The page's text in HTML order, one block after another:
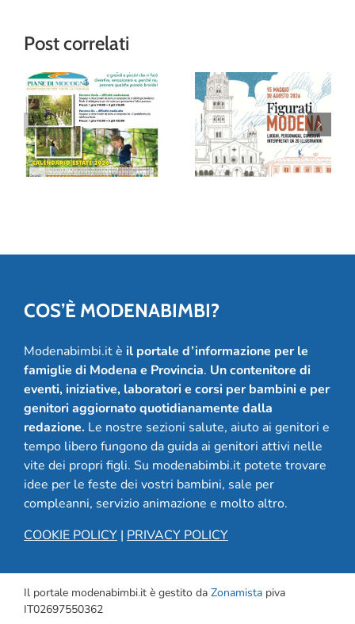
Post correlati
Avventura tra gli
alberi al Family
Park delle Piane
di Mocogno
“Figurati
Modena”: al
Museo della
Figurina una
mostra (e un
album!) per
COS’È MODENABIMBI?
Modenabimbi.it è il portale d’informazione per le
famiglie di Modena e Provincia. Un contenitore di
eventi, iniziative, laboratori e corsi per bambini e per
genitori aggiornato quotidianamente dalla
redazione. Le nostre sezioni salute, aiuto ai genitori e
tempo libero fungono da guida ai genitori attivi nelle
vite dei propri figli. Su modenabimbi.it potete trovare
idee per le feste dei vostri bambini, sale per
compleanni, servizio animazione e molto altro.
COOKIE POLICY| PRIVACY POLICY
Il portale modenabimbi.it è gestito da Zonamistapiva
IT02697550362